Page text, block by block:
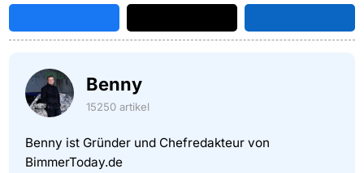
Benny
15250 artikel
Benny ist Gründer und Chefredakteur von
BimmerToday.de